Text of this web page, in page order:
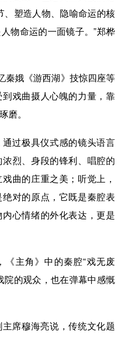
、塑造人物、隐喻命运的核
物命运的一面镜子。”郑桦
娥《游西湖》技惊四座等
到戏曲摄人心魄的力量，靠
磨。
过极具仪式感的镜头语言
烈、身段的锋利、唱腔的
曲的庄重之美；听觉上，
对的原点，它既是秦腔表
心情绪的外化表达，更是
主角》中的秦腔“戏无废
院的观众，也在弹幕中感慨
席穆海亮说，传统文化题